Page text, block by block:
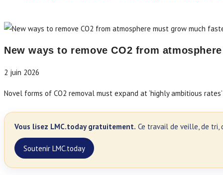
New ways to remove CO2 from
2 juin 2026
Novel forms of CO2 removal must expand at ‘highly ambitious
Vous lisez LMC.today gratuitement. Ce travail de veille, de tri,
Soutenir LMC.today